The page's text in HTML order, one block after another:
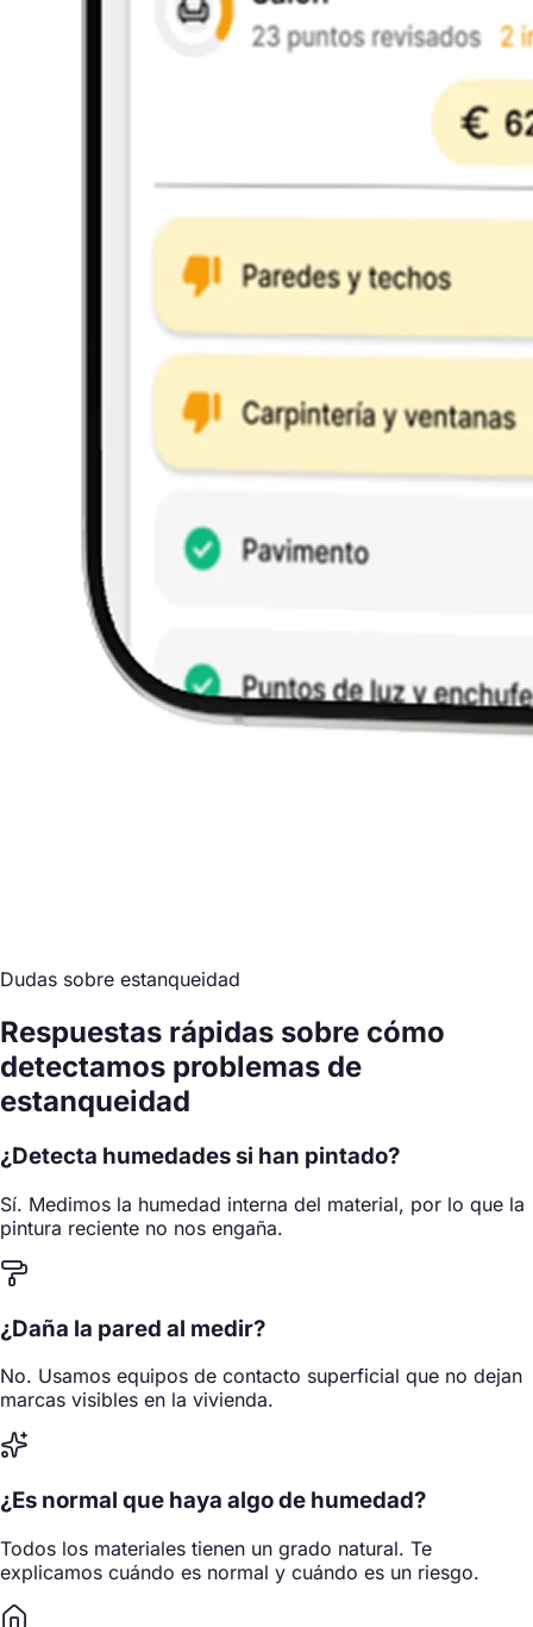
Dudas sobre estanqueidad
Respuestas rápidas sobre cómo
detectamos problemas de
estanqueidad
¿Detecta humedades si han pintado?
Sí. Medimos la humedad interna del material, por lo que la
pintura reciente no nos engaña.
¿Daña la pared al medir?
No. Usamos equipos de contacto superficial que no dejan
marcas visibles en la vivienda.
¿Es normal que haya algo de humedad?
Todos los materiales tienen un grado natural. Te
explicamos cuándo es normal y cuándo es un riesgo.